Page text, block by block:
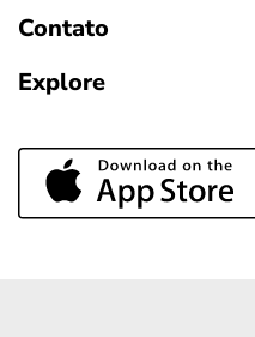
Contato
Explore